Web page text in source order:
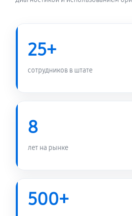
25+
сотрудников в штате
8
лет на рынке
500+